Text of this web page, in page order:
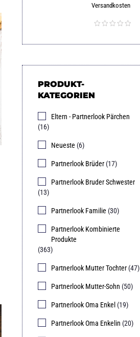
Versandkosten
PRODUKT-
KATEGORIEN
Eltern - Partnerlook Pärchen
(16)
Neueste (6)
Partnerlook Brüder (17)
Partnerlook Bruder Schwester
(13)
Partnerlook Familie (30)
Partnerlook Kombinierte
Produkte
(363)
Partnerlook Mutter Tochter (47)
Partnerlook Mutter-Sohn (50)
Partnerlook Oma Enkel (19)
Partnerlook Oma Enkelin (20)